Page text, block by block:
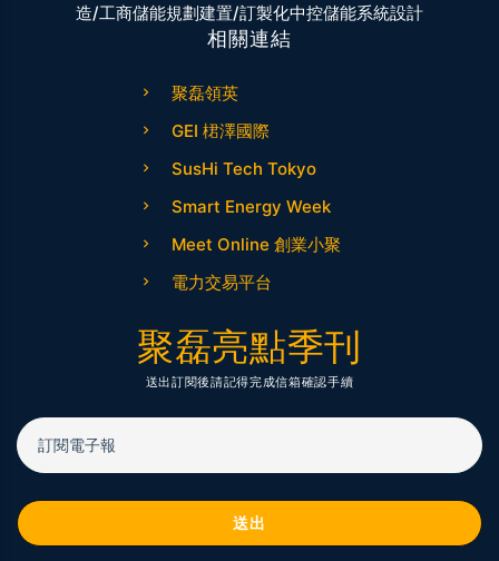
造/工商儲能規劃建置/訂製化中控儲能系統設計
相關連結
聚磊領英
GEI 桾澤國際
SusHi Tech Tokyo
Smart Energy Week
Meet Online 創業小聚
電力交易平台
聚磊亮點季刊
送出訂閱後請記得完成信箱確認手續
訂閱電子報
送出